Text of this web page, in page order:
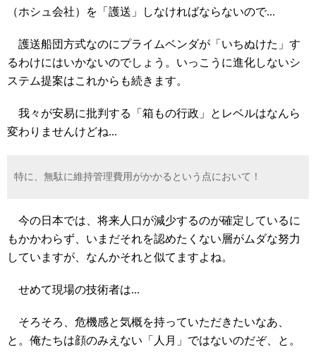
（ホシュ会社）を「護送」しなければならないので...
護送船団方式なのにプライムベンダが「いちぬけた」す
るわけにはいかないのでしょう。いっこうに進化しないシ
ステム提案はこれからも続きます。
我々が安易に批判する「箱もの行政」とレベルはなんら
変わりませんけどね...
特に、無駄に維持管理費用がかかるという点において！
今の日本では、将来人口が減少するのが確定しているに
もかかわらず、いまだそれを認めたくない層がムダな努力
していますが、なんかそれと似てますよね。
せめて現場の技術者は...
そろそろ、危機感と気概を持っていただきたいなあ、
と。俺たちは顔のみえない「人月」ではないのだぞ、と。